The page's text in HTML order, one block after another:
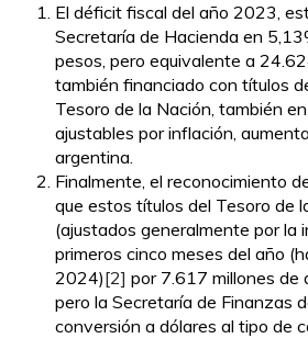
El déficit fiscal del año 2023,
Secretaría de Hacienda en
pesos, pero equivalente a
también financiado con títulos
Tesoro de la Nación, también
ajustables por inflación,
argentina.
Finalmente, el reconocimiento
que estos títulos del Tesoro de
(ajustados generalmente por la
primeros cinco meses del año
2024)[2] por 7.617 millones de
pero la Secretaría de Finanzas
conversión a dólares al tipo de